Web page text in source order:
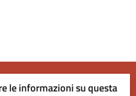
le informazioni su questa